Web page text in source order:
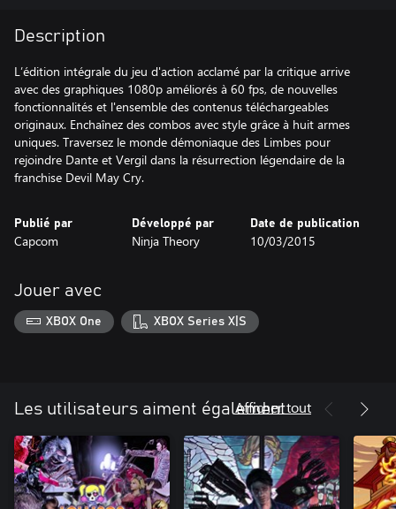
Description
L’édition intégrale du jeu d'action acclamé par la critique arrive
avec des graphiques 1080p améliorés à 60 fps, de nouvelles
fonctionnalités et l'ensemble des contenus téléchargeables
originaux. Enchaînez des combos avec style grâce à huit armes
uniques. Traversez le monde démoniaque des Limbes pour
rejoindre Dante et Vergil dans la résurrection légendaire de la
franchise Devil May Cry.
Publié par
Capcom
Développé par
Ninja Theory
Date de publication
10/03/2015
Jouer avec
XBOX One XBOX Series X|S
Les utilisateurs aiment également
Afficher tout